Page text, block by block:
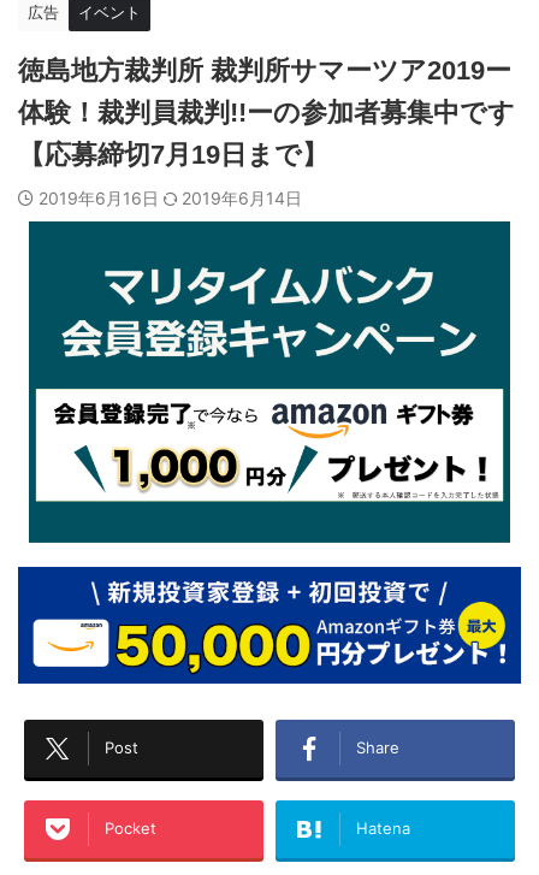
広告 イベント
徳島地方裁判所 裁判所サマーツア2019ー
体験！裁判員裁判!!ーの参加者募集中です
【応募締切7月19日まで】
2019年6月16日 2019年6月14日
Post Share
Pocket Hatena